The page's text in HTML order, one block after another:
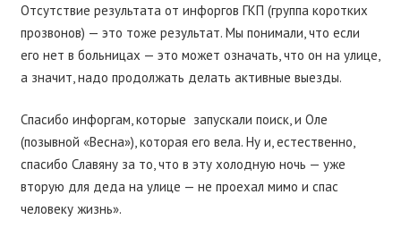
Отсутствие результата от инфоргов ГКП (группа коротких
прозвонов) — это тоже результат. Мы понимали, что если
его нет в больницах — это может означать, что он на улице,
а значит, надо продолжать делать активные выезды.
Спасибо инфоргам, которые запускали поиск, и Оле
(позывной «Весна»), которая его вела. Ну и, естественно,
спасибо Славяну за то, что в эту холодную ночь — уже
вторую для деда на улице — не проехал мимо и спас
человеку жизнь».